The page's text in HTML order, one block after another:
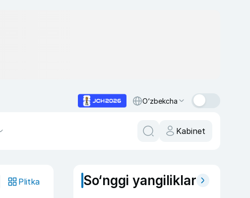
O‘zbekcha
Kabinet
Plitka So‘nggi yangiliklar